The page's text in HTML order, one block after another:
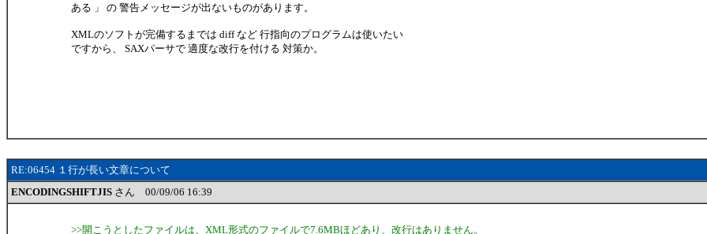
ある 」 の 警告メッセージが出ないものがあります。
XMLのソフトが完備するまでは diff など 行指向のプログラムは使いたい
ですから、 SAXパーサで 適度な改行を付ける 対策か。
RE:06454 １行が長い文章について
ENCODINGSHIFTJIS さん 00/09/06 16:39
>>開こうとしたファイルは、XML形式のファイルで7.6MBほどあり、改行はありません。